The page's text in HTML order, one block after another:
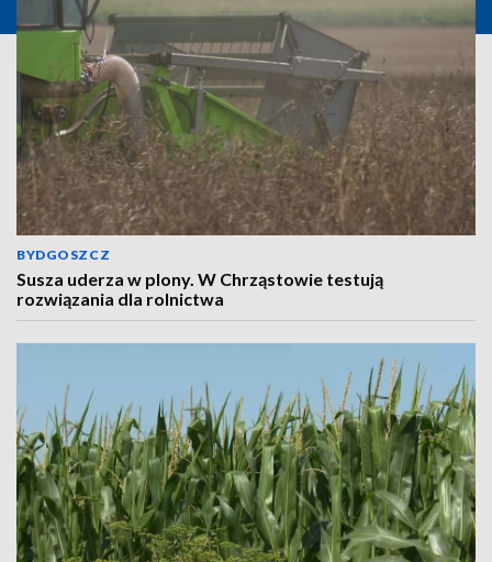
BYDGOSZCZ
Susza uderza w plony. W Chrząstowie testują
rozwiązania dla rolnictwa